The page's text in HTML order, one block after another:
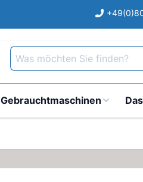
Was möchten Sie finden?
Gebrauchtmaschinen